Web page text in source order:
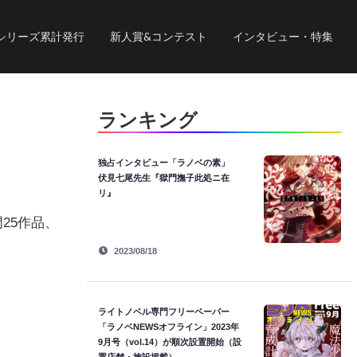
リーズ累計発行 新人賞&コンテスト インタビュー・特集
作品、
ランキング
独占インタビュー「ラノベの素」
伏見七尾先生『獄門撫子此処ニ在
リ』
2023/08/18
ライトノベル専門フリーペーパー
「ラノベNEWSオフライン」2023年
9月号（vol.14）が順次設置開始（設